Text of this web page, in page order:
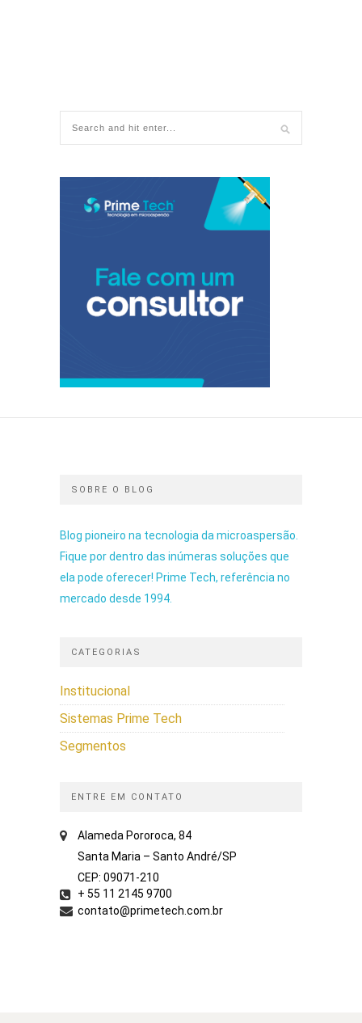
SOBRE O BLOG
Blog pioneiro na tecnologia da microaspersão.
Fique por dentro das inúmeras soluções que
ela pode oferecer! Prime Tech, referência no
mercado desde 1994.
CATEGORIAS
Institucional
Sistemas Prime Tech
Segmentos
ENTRE EM CONTATO
Alameda Pororoca, 84
Santa Maria – Santo André/SP
CEP: 09071-210
+ 55 11 2145 9700
contato@primetech.com.br